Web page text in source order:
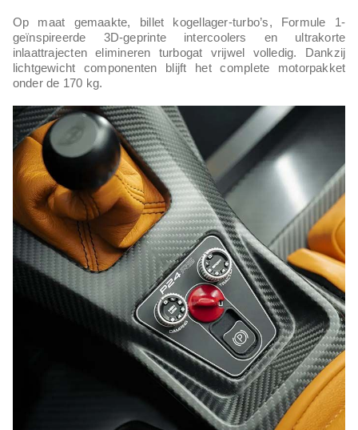
Op maat gemaakte, billet kogellager-turbo’s, Formule 1-
geïnspireerde 3D-geprinte intercoolers en ultrakorte
inlaattrajecten elimineren turbogat vrijwel volledig. Dankzij
lichtgewicht componenten blijft het complete motorpakket
onder de 170 kg.